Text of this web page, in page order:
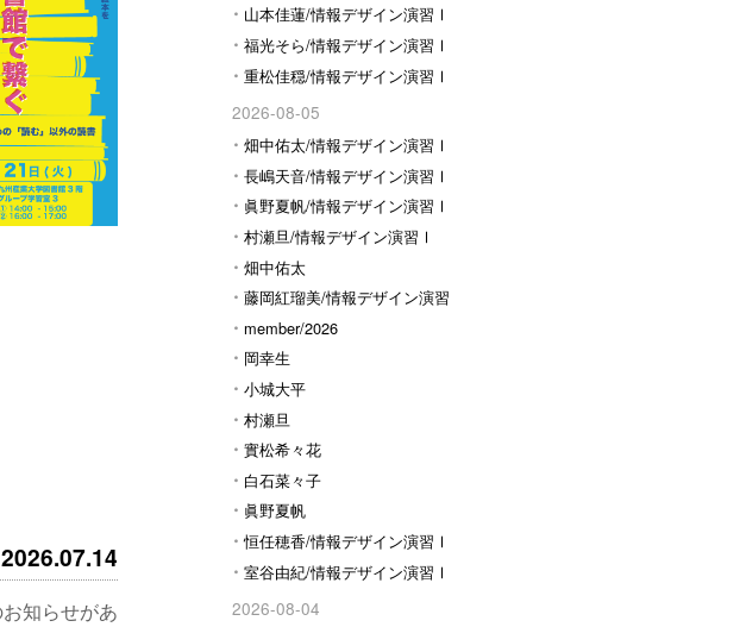
山本佳蓮/情報デザイン演習Ⅰ
福光そら/情報デザイン演習Ⅰ
重松佳穏/情報デザイン演習Ⅰ
2026-08-05
畑中佑太/情報デザイン演習Ⅰ
長嶋天音/情報デザイン演習Ⅰ
眞野夏帆/情報デザイン演習Ⅰ
村瀬旦/情報デザイン演習Ⅰ
畑中佑太
藤岡紅瑠美/情報デザイン演習
Ⅰ member/2026
岡幸生
小城大平
村瀬旦
實松希々花
白石菜々子
眞野夏帆
恒任穂香/情報デザイン演習Ⅰ
室谷由紀/情報デザイン演習Ⅰ
2026-08-04
知らせがあ